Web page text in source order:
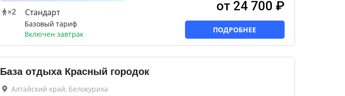
×2 Стандарт
Базовый тариф
Включен завтрак
от 24 700 ₽
ПОДРОБНЕЕ
База отдыха Красный городок
Алтайский край, Белокуриха